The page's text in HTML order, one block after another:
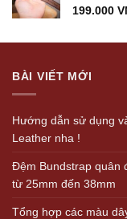
199.000
BÀI VIẾT MỚI
Hướng dẫn sử dụng
Leather nha !
Đệm Bundstrap quân
từ 25mm đến 38mm
Tổng hợp các màu